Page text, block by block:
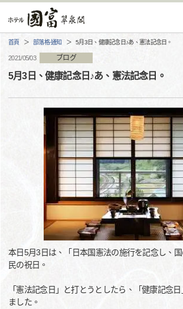
首頁 部落格·通知 5月3日、健康記念日♪あ、憲法記念日。
2021/05/03 ブログ
5月3日、健康記念日♪あ、憲法記念日。
本日5月3日は、「日本国憲法の施行を記念し、
民の祝日。
「憲法記念日」と打とうとしたら、「健康記念
ました。